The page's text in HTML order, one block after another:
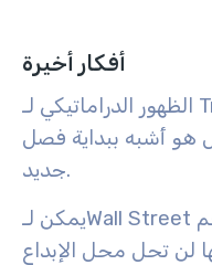
أفكار أخيرة
الظهور الدراماتيكي لـ TradFi في ساحة العملات
هو أشبه ببداية فصل
جديد.
يمكن لـWall Street أن تجلب إلى الطاولة الحجم
لن تحل محل الإبداع